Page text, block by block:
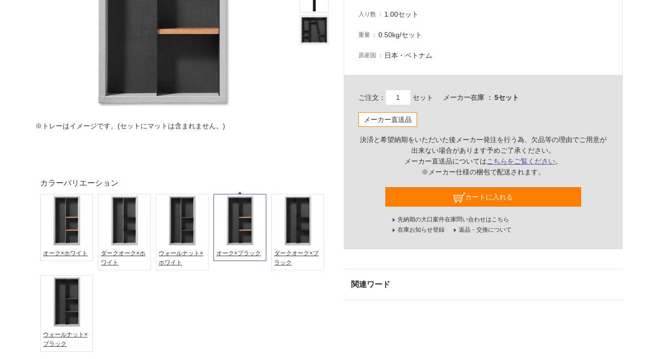
※トレーはイメージです。(セットにマットは含まれません。)
入り数 1.00セット
重量 0.50kg/セット
原産国 日本・ベトナム
ご注文： セット メーカー在庫 5セット
メーカー直送品
決済と希望納期をいただいた後メーカー発注を行う為、欠品等の理由でご用意が
出来ない場合があります予めご了承ください。
メーカー直送品についてはこちらをご覧ください。
※メーカー仕様の梱包で配送されます。
カートに入れる
先納期の大口案件在庫問い合わせはこちら
在庫お知らせ登録
返品・交換について
カラーバリエーション
オーク×ホワイト
ダークオーク×ホ
ワイト
ウォールナット×
ホワイト
オーク×ブラック
ダークオーク×ブ
ラック
ウォールナット×
ブラック
屋外床・
浴室床・
常
に
適
て
い
る
適
し
て
い
音・床暖
て
い